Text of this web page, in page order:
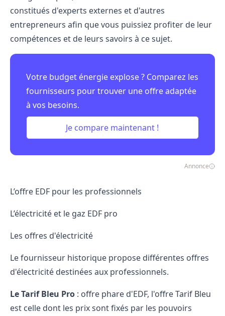
constitués d'experts externes et d'autres
entrepreneurs afin que vous puissiez profiter de leur
compétences et de leurs savoirs à ce sujet.
Votre budget énergie explose ? Comparez les
fournisseurs pour trouver une offre adaptée
à vos besoins.
Je compare maintenant !
Annonce
L’offre EDF pour les professionnels
L’électricité et le gaz EDF pro
Les offres d'électricité
Le fournisseur historique propose différentes offres
d'électricité destinées aux professionnels.
Le Tarif Bleu Pro : offre phare d'EDF, l'offre Tarif Bleu
est celle dont les prix sont fixés par les pouvoirs